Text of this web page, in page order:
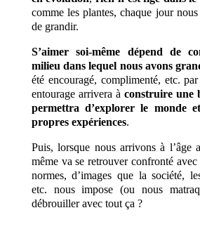
comme les plantes, chaque jour
de grandir.
S’aimer soi-même dépend de
milieu dans lequel nous avons
été encouragé, complimenté, etc.
entourage arrivera à construire une
permettra d’explorer le monde
propres expériences.
Puis, lorsque nous arrivons à l’âge
même va se retrouver confronté
normes, d’images que la société,
etc. nous impose (ou nous
débrouiller avec tout ça ?